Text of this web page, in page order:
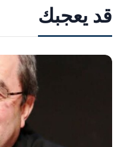
قد يعجبك